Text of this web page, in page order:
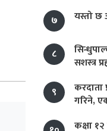
७
यस्तो
८
सशस्त्र
९
करदाता
गरिने,
कक्षा